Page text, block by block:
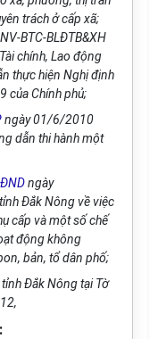
trách ở cấp xã;
BTC-BLĐTB&XH
chính, Lao động
thực hiện Nghị định
của Chính phủ;
ngày 01/6/2010
dẫn thi hành một
ngày
Đắk Nông về việc
cấp và một số chế
động không
bản, tổ dân phố;
Đắk Nông tại Tờ